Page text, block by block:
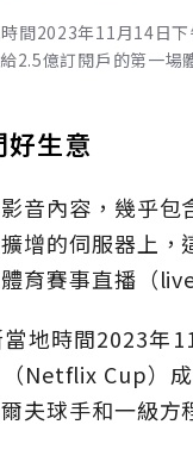
間2023年11月14日
2.5億訂閱戶的第一
生意
音內容，幾乎
增的伺服器上
育賽事直播（
地時間2023年
Netflix Cup）
夫球手和一級方